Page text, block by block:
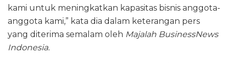
kami untuk meningkatkan kapasitas bisnis anggota-
anggota kami,” kata dia dalam keterangan pers
yang diterima semalam oleh Majalah BusinessNews
Indonesia.